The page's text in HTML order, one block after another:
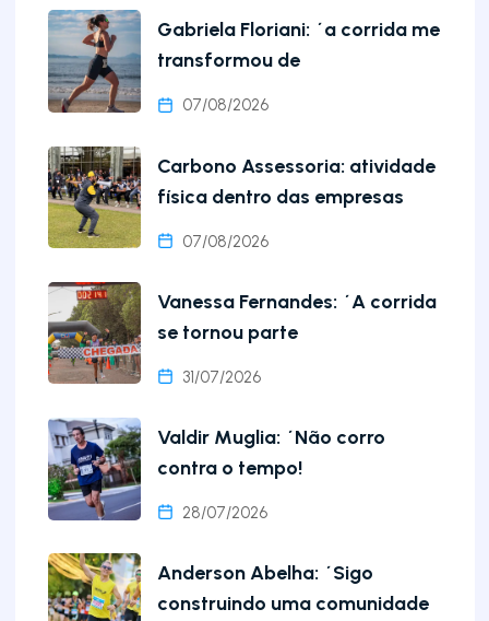
Gabriela Floriani: ´a corrida me
transformou de
07/08/2026
Carbono Assessoria: atividade
física dentro das empresas
07/08/2026
Vanessa Fernandes: ´A corrida
se tornou parte
31/07/2026
Valdir Muglia: ´Não corro
contra o tempo!
28/07/2026
Anderson Abelha: ´Sigo
construindo uma comunidade